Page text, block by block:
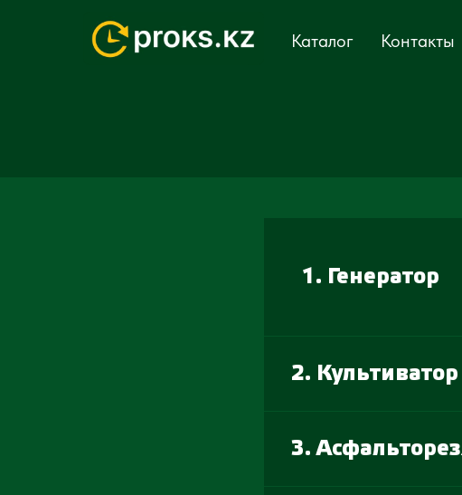
Каталог Контакты
Генератор
2. Культиватор
3.